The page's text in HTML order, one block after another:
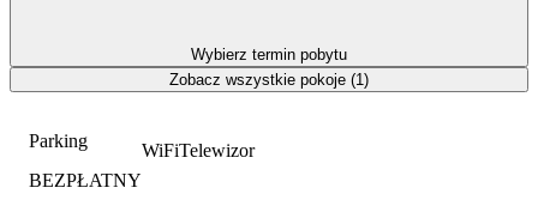
Parking
BEZPŁATNY
WiFiTelewizor
Wybierz termin pobytu
Zobacz wszystkie pokoje (1)